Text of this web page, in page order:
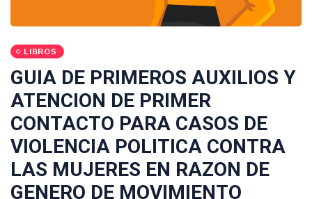
LIBROS
GUIA DE PRIMEROS AUXILIOS Y
ATENCION DE PRIMER
CONTACTO PARA CASOS DE
VIOLENCIA POLITICA CONTRA
LAS MUJERES EN RAZON DE
GENERO DE MOVIMIENTO